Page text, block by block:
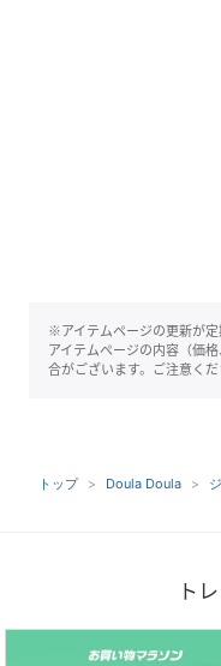
※アイテムページの更新が
アイテムページの内容（価
合がございます。ご注意くだ
トップ Doula Doula
ト